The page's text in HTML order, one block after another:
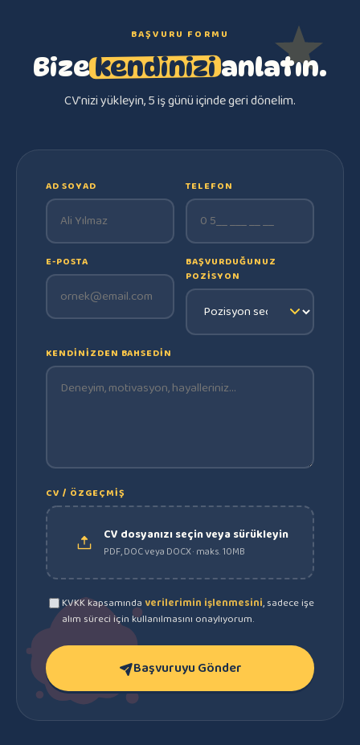
BAŞVURU FORMU
Bizekendinizianlatın.
CV'nizi yükleyin, 5 iş günü içinde geri dönelim.
AD SOYAD TELEFON
E-POSTA
BAŞVURDUĞUNUZ
POZISYON
KENDINIZDEN BAHSEDIN
CV / ÖZGEÇMIŞ
CV dosyanızı seçin veya sürükleyin
PDF, DOC veya DOCX · maks. 10MB
KVKK kapsamındaverilerimin işlenmesini, sadece işe
alım süreci için kullanılmasını onaylıyorum.
Başvuruyu Gönder